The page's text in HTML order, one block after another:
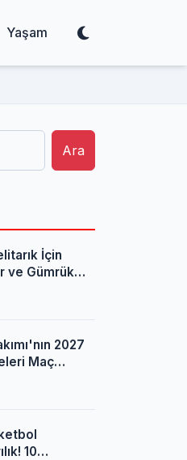
Yaşam
Ara
İçin
ve Gümrük
2027
Maç
10